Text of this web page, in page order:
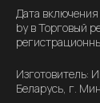
Дата
by в Торговый
Изготовитель:
Беларусь, г.